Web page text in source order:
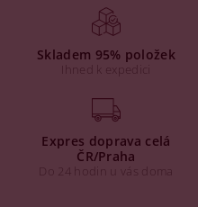
Skladem 95% položek
Ihned k expedici
Expres doprava celá
ČR/Praha
Do 24 hodin u vás doma